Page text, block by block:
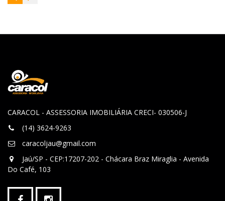
CARACOL - ASSESSORIA IMOBILIÁRIA CRECI- 030506-J
(14) 3624-9263
caracoljau@gmail.com
Jaú/SP - CEP:17207-202 - Chácara Braz Miraglia - Avenida
Do Café, 103